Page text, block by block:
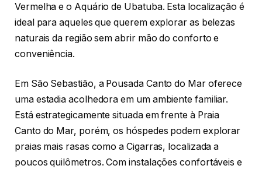
Vermelha e o Aquário de Ubatuba. Esta localização é
ideal para aqueles que querem explorar as belezas
naturais da região sem abrir mão do conforto e
conveniência.
Em São Sebastião, a Pousada Canto do Mar oferece
uma estadia acolhedora em um ambiente familiar.
Está estrategicamente situada em frente à Praia
Canto do Mar, porém, os hóspedes podem explorar
praias mais rasas como a Cigarras, localizada a
poucos quilômetros. Com instalações confortáveis e